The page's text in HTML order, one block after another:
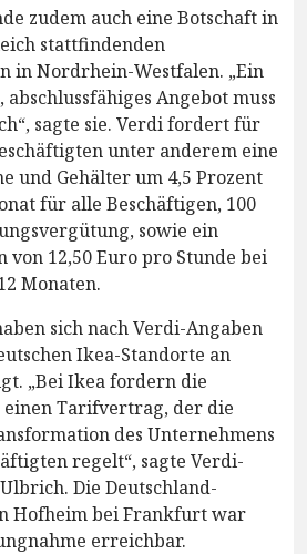
zudem auch eine Botschaft in
stattfindenden
in Nordrhein-Westfalen. „Ein
Angebot muss
sagte sie. Verdi fordert für
unter anderem eine
und Gehälter um 4,5 Prozent
für alle Beschäftigen, 100
sowie ein
12,50 Euro pro Stunde bei
Monaten.
sich nach Verdi-Angaben
Ikea-Standorte an
„Bei Ikea fordern die
einen Tarifvertrag, der die
des Unternehmens
regelt“, sagte Verdi-
Die Deutschland-
Hofheim bei Frankfurt war
erreichbar.